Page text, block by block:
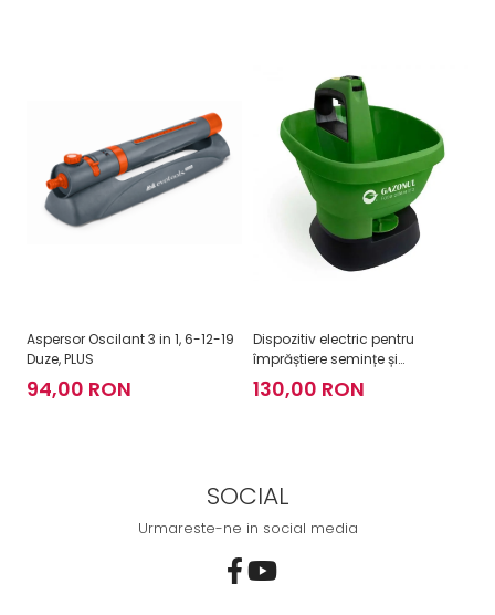
Aspersor Oscilant 3 in 1, 6-12-19
Duze, PLUS
94,00 RON
Dispozitiv electric pentru
împrăștiere semințe și
îngrășăminte Easy Drop
130,00 RON
SOCIAL
Urmareste-ne in social media